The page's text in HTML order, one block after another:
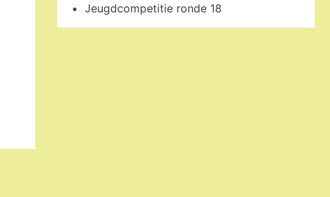
Jeugdcompetitie ronde 18